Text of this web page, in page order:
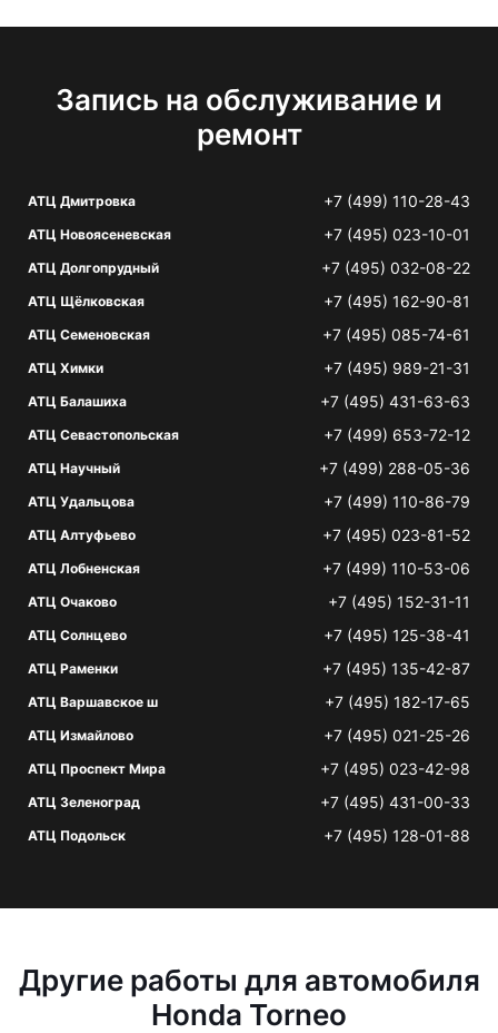
Запись на обслуживание и
ремонт
АТЦ Дмитровка +7 (499) 110-28-43
АТЦ Новоясеневская +7 (495) 023-10-01
АТЦ Долгопрудный +7 (495) 032-08-22
АТЦ Щёлковская +7 (495) 162-90-81
АТЦ Семеновская +7 (495) 085-74-61
АТЦ Химки +7 (495) 989-21-31
АТЦ Балашиха +7 (495) 431-63-63
АТЦ Севастопольская +7 (499) 653-72-12
АТЦ Научный +7 (499) 288-05-36
АТЦ Удальцова +7 (499) 110-86-79
АТЦ Алтуфьево +7 (495) 023-81-52
АТЦ Лобненская +7 (499) 110-53-06
АТЦ Очаково +7 (495) 152-31-11
АТЦ Солнцево +7 (495) 125-38-41
АТЦ Раменки +7 (495) 135-42-87
АТЦ Варшавское ш +7 (495) 182-17-65
АТЦ Измайлово +7 (495) 021-25-26
АТЦ Проспект Мира +7 (495) 023-42-98
АТЦ Зеленоград +7 (495) 431-00-33
АТЦ Подольск +7 (495) 128-01-88
Другие работы для автомобиля
Honda Torneo